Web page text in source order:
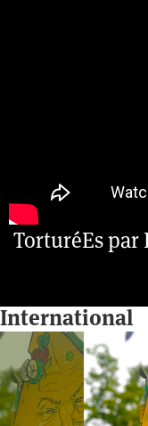
TorturéEs par
International